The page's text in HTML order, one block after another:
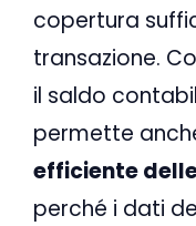
copertura
transazione.
il saldo
permette
efficiente
perché i dati